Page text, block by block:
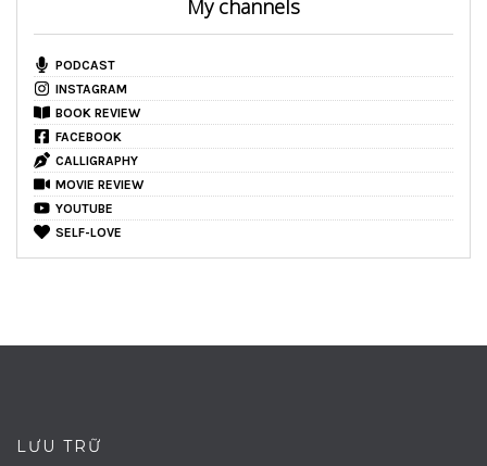
My channels
PODCAST
INSTAGRAM
BOOK REVIEW
FACEBOOK
CALLIGRAPHY
MOVIE REVIEW
YOUTUBE
SELF-LOVE
LƯU TRỮ